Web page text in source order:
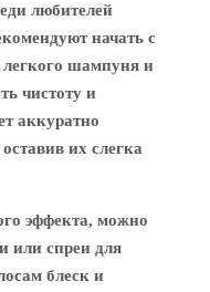
любителей
начать с
легкого шампуня и
чистоту и
аккуратно
их слегка
эффекта, можно
или спреи для
блеск и